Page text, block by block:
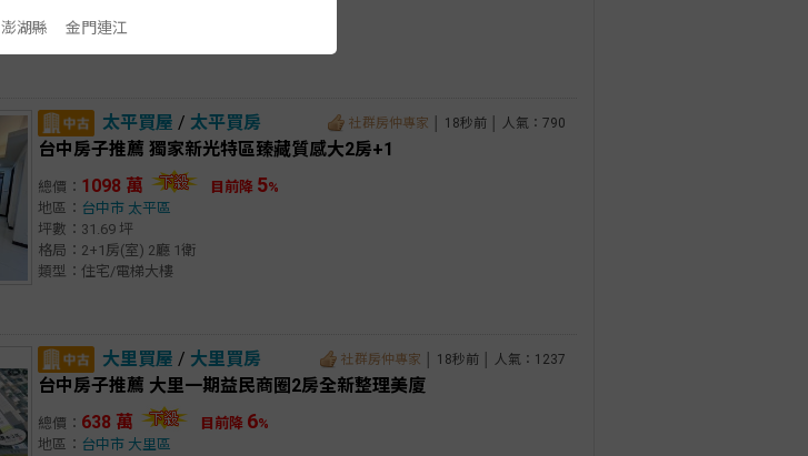
澎湖縣 金門連江
類型：住宅/別墅
太平買屋 / 太平買房 社群房仲專家 │ 18秒前 │ 人氣：790
台中房子推薦 獨家新光特區臻藏質感大2房+1
總價： 1098 萬 目前降 5%
地區： 台中市 太平區
坪數：31.69 坪
格局：2+1房(室) 2廳 1衛
類型：住宅/電梯大樓
大里買屋 / 大里買房 社群房仲專家 │ 18秒前 │ 人氣：1237
台中房子推薦 大里一期益民商圈2房全新整理美廈
總價： 638 萬 目前降 6%
地區： 台中市 大里區